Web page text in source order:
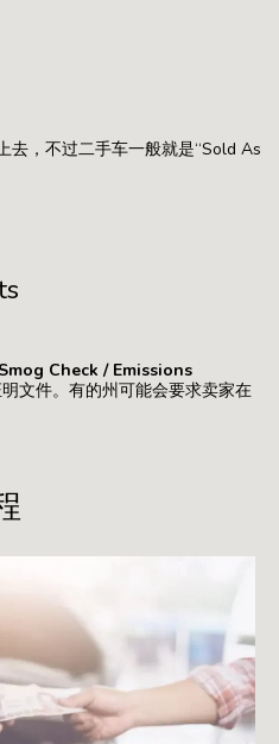
去，不过二手车一般就是“Sold As
Smog Check / Emissions
文件。有的州可能会要求卖家在